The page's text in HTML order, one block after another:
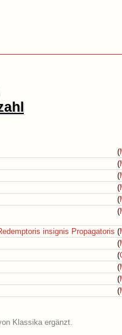
(
(
(
(
(
(
insignis Propagatoris (
(
(
(
(
(
Klassika ergänzt.